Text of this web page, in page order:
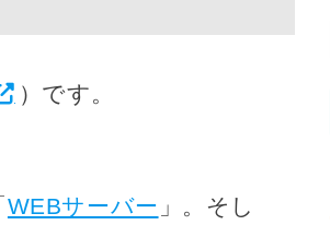
）です。
WEBサーバー 」。そし